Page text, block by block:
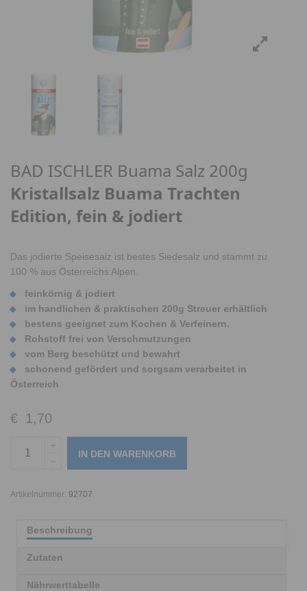
BAD ISCHLER Buama Salz 200g
Kristallsalz Buama Trachten
Edition, fein & jodiert
Das jodierte Speisesalz ist bestes Siedesalz und stammt zu
100 % aus Österreichs Alpen.
feinkörnig & jodiert
im handlichen & praktischen 200g Streuer erhältlich
bestens geeignet zum Kochen & Verfeinern.
Rohstoff frei von Verschmutzungen
vom Berg beschützt und bewahrt
schonend gefördert und sorgsam verarbeitet in
Österreich
€ 1,70
IN DEN WARENKORB
Artikelnummer: 92707
Beschreibung
Zutaten
Nährwerttabelle